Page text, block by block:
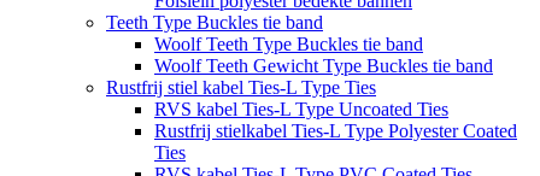
Teeth Type Buckles tie band
Woolf Teeth Type Buckles tie band
Woolf Teeth Gewicht Type Buckles tie band
Rustfrij stiel kabel Ties-L Type Ties
RVS kabel Ties-L Type Uncoated Ties
Rustfrij stielkabel Ties-L Type Polyester Coated
Ties